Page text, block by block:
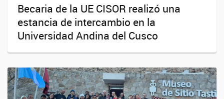
Becaria de la UE CISOR realizó una
estancia de intercambio en la
Universidad Andina del Cusco